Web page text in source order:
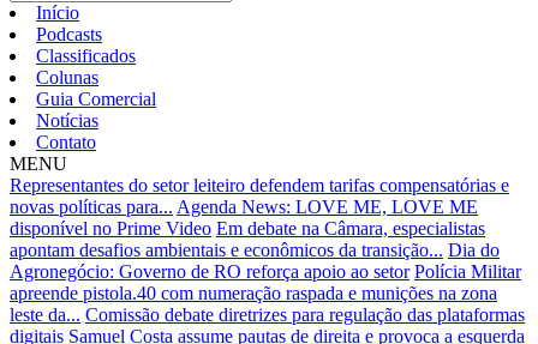
Início
Podcasts
Classificados
Colunas
Guia Comercial
Notícias
Contato
MENU
Representantes do setor leiteiro defendem tarifas compensatórias e
novas políticas para... Agenda News: LOVE ME, LOVE ME
disponível no Prime Video Em debate na Câmara, especialistas
apontam desafios ambientais e econômicos da transição... Dia do
Agronegócio: Governo de RO reforça apoio ao setor Polícia Militar
apreende pistola.40 com numeração raspada e munições na zona
leste da... Comissão debate diretrizes para regulação das plataformas
digitais Samuel Costa assume pautas de direita e provoca a esquerda